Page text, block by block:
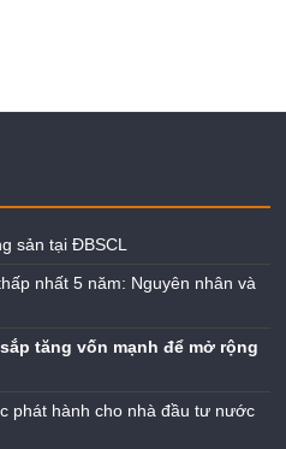
sản tại ĐBSCL
nhất 5 năm: Nguyên nhân và
tăng vốn mạnh để mở rộng
phát hành cho nhà đầu tư nước